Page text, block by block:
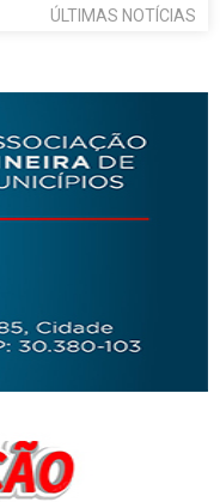
ÚLTIMAS NOTÍCIAS